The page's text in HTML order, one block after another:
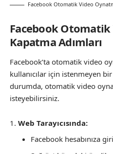
Facebook Otomatik Video
Facebook Otomatik
Kapatma Adımları
Facebook’ta otomatik video
kullanıcılar için istenmeyen
durumda, otomatik video
isteyebilirsiniz.
Web Tarayıcısında:
Facebook hesabınıza